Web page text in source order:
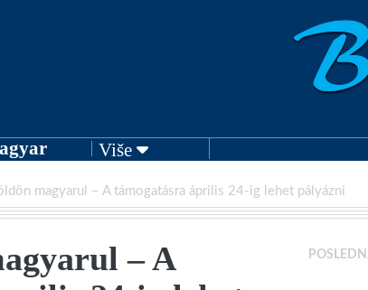
Više
magyarul – A támogatásra április 24-ig lehet pályázni
– A